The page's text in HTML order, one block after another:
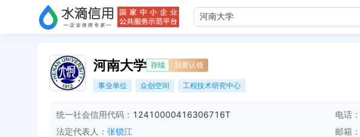
河南大学 存续 我要认领
事业单位 众创空间 工程技术研究中心
统一社会信用代码： 12410000416306716T
法定代表人： 张锁江
电话：
邮箱：